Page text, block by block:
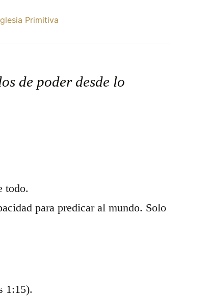
Primitiva
de poder desde lo
todo.
para predicar al mundo. Solo
1:15).